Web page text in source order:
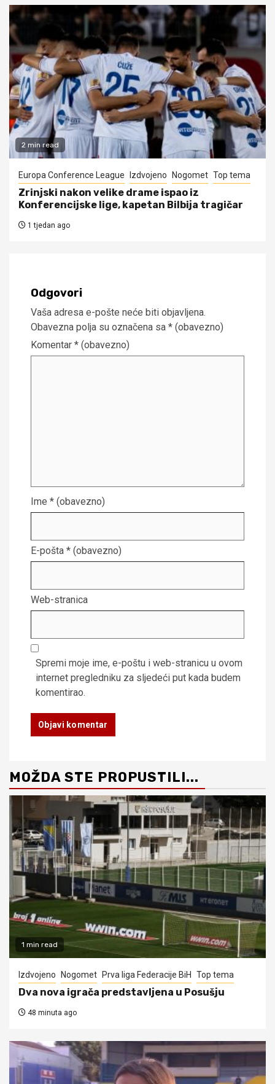
2 min read
Europa Conference League Izdvojeno Nogomet Top tema
Zrinjski nakon velike drame ispao iz
Konferencijske lige, kapetan Bilbija tragičar
1 tjedan ago
Odgovori
Vaša adresa e-pošte neće biti objavljena.
Obavezna polja su označena sa * (obavezno)
Komentar * (obavezno)
Ime * (obavezno)
E-pošta * (obavezno)
Web-stranica
Spremi moje ime, e-poštu i web-stranicu u ovom
internet pregledniku za sljedeći put kada budem
komentirao.
MOŽDA STE PROPUSTILI...
1 min read
Izdvojeno Nogomet Prva liga Federacije BiH Top tema
Dva nova igrača predstavljena u Posušju
48 minuta ago